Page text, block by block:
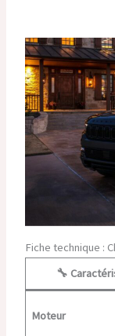
Fiche technique :
🔧
Moteur